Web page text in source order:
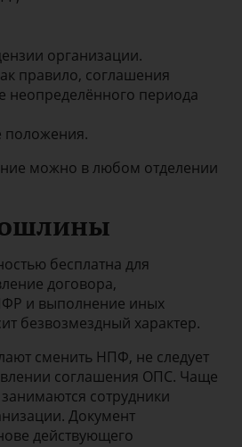
организации.
правило, соглашения
неопределённого периода
положения.
можно в любом отделении
бесплатна для
договора,
и выполнение иных
безвозмездный характер.
сменить НПФ, не следует
соглашения ОПС. Чаще
сотрудники
Документ
действующего